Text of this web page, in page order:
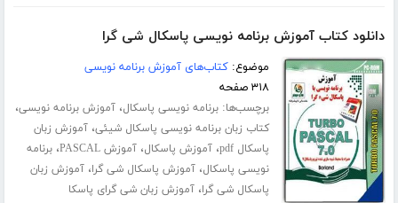
دانلود کتاب آموزش برنامه نویسی پاسکال شی گرا
موضوع:کتاب‌های آموزش برنامه نویسی
۳۱۸ صفحه
برچسب‌ها:برنامه نویسی پاسکال،آموزش برنامه نویسی،
کتاب زبان برنامه نویسی پاسکال شیئی،آموزش زبان
پاسکال pdf
،آموزش پاسکال،آموزش PASCAL ،برنامه
نویسی پاسکال،آموزش پاسکال شی گرا،آموزش زبان
پاسکال شی گرا،آموزش زبان شی گرای پاسکا